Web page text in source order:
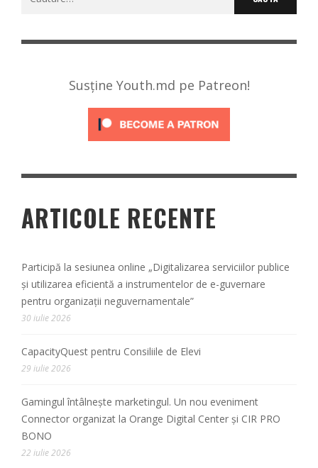
Susține Youth.md pe Patreon!
ARTICOLE RECENTE
Participă la sesiunea online „Digitalizarea serviciilor publice
și utilizarea eficientă a instrumentelor de e-guvernare
pentru organizații neguvernamentale”
30 iulie 2026
CapacityQuest pentru Consiliile de Elevi
29 iulie 2026
Gamingul întâlnește marketingul. Un nou eveniment
Connector organizat la Orange Digital Center și CIR PRO
BONO
22 iulie 2026